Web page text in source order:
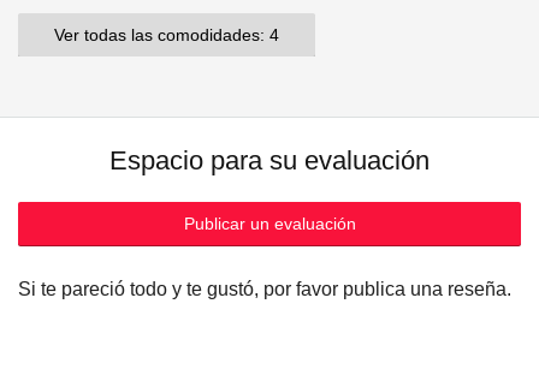
Ver todas las comodidades: 4
Espacio para su evaluación
Publicar un evaluación
Si te pareció todo y te gustó, por favor publica una reseña.